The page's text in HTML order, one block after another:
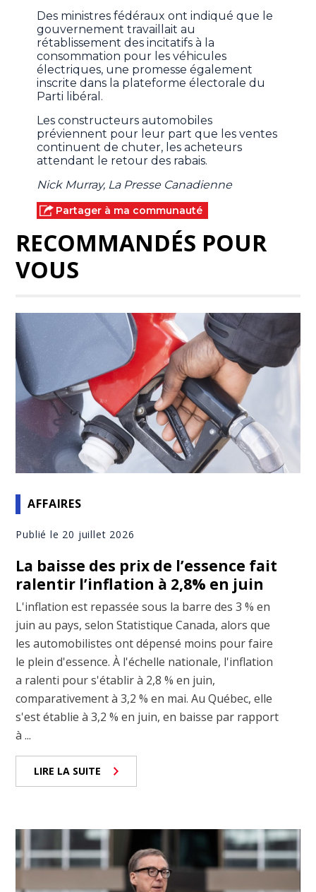
Des ministres fédéraux ont indiqué que le
gouvernement travaillait au
rétablissement des incitatifs à la
consommation pour les véhicules
électriques, une promesse également
inscrite dans la plateforme électorale du
Parti libéral.
Les constructeurs automobiles
préviennent pour leur part que les ventes
continuent de chuter, les acheteurs
attendant le retour des rabais.
Nick Murray, La Presse Canadienne
Partager à ma communauté
RECOMMANDÉS POUR
VOUS
AFFAIRES
Publié le 20 juillet 2026
La baisse des prix de l’essence fait
ralentir l’inflation à 2,8% en juin
L'inflation est repassée sous la barre des 3 % en
juin au pays, selon Statistique Canada, alors que
les automobilistes ont dépensé moins pour faire
le plein d'essence. À l'échelle nationale, l'inflation
a ralenti pour s'établir à 2,8 % en juin,
comparativement à 3,2 % en mai. Au Québec, elle
s'est établie à 3,2 % en juin, en baisse par rapport
à ...
LIRE LA SUITE